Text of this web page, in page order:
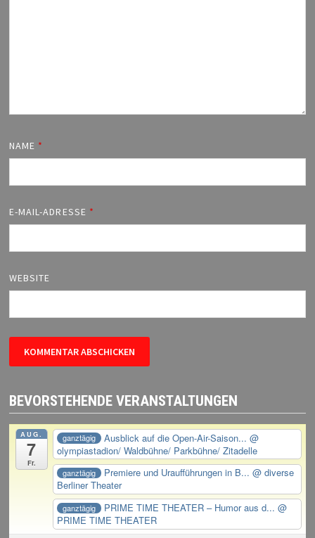
NAME *
E-MAIL-ADRESSE *
WEBSITE
BEVORSTEHENDE VERANSTALTUNGEN
AUG.
7
Fr.
ganztägig Ausblick auf die Open-Air-Saison... @
olympiastadion/ Waldbühne/ Parkbühne/ Zitadelle
ganztägig Premiere und Uraufführungen in B... @ diverse
Berliner Theater
ganztägig PRIME TIME THEATER – Humor aus d... @
PRIME TIME THEATER